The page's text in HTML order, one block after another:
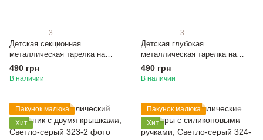
3
Детская секционная
металлическая тарелка на
присоске, Светло-серый
490 грн
В наличии
3
Детская глубокая
металлическая тарелка на
присоске, Светло-серый
490 грн
В наличии
Пакунок малюка
Хит
Пакунок малюка
Хит